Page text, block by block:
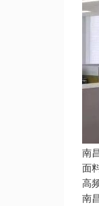
南
面
高
南